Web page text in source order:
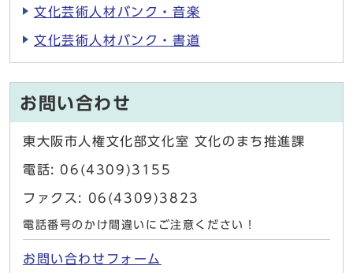
文化芸術人材バンク・音楽
文化芸術人材バンク・書道
お問い合わせ
東大阪市人権文化部文化室 文化のまち推進課
電話: 06(4309)3155
ファクス: 06(4309)3823
電話番号のかけ間違いにご注意ください！
お問い合わせフォーム